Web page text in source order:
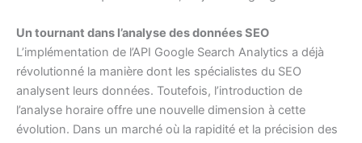
Un tournant dans l’analyse des données SEO
L’implémentation de l’API Google Search Analytics a déjà
révolutionné la manière dont les spécialistes du SEO
analysent leurs données. Toutefois, l’introduction de
l’analyse horaire offre une nouvelle dimension à cette
évolution. Dans un marché où la rapidité et la précision des